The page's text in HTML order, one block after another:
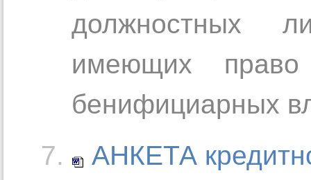
должностных
имеющих
бенифициарных
АНКЕТА